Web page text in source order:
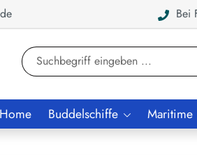
Bei
Home Buddelschiffe Maritime